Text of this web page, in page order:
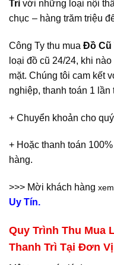
Trì với những loại nội
chục – hàng trăm triệu
Công Ty thu mua Đồ Cũ
loại đồ cũ 24/24, khi
mặt. Chúng tôi cam kết
nghiệp, thanh toán 1
+ Chuyển khoản cho
+ Hoặc thanh toán
hàng.
>>> Mời khách hàng
Uy Tín.
Quy Trình Thu Mua
Thanh Trì Tại Đơn